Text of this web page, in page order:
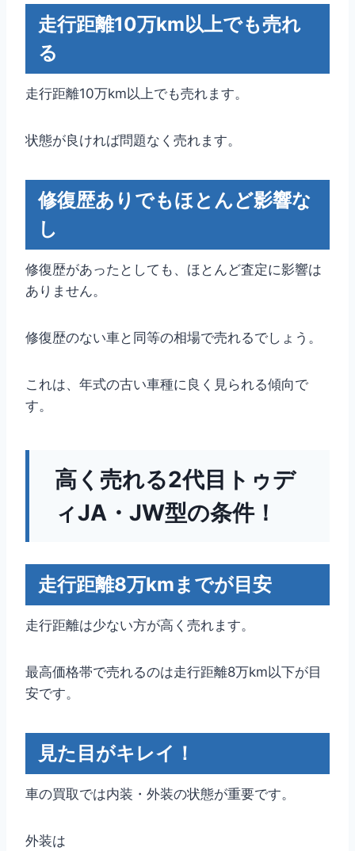
走行距離10万km以上でも売れ
る
走行距離10万km以上でも売れます。
状態が良ければ問題なく売れます。
修復歴ありでもほとんど影響な
し
修復歴があったとしても、ほとんど査定に影響は
ありません。
修復歴のない車と同等の相場で売れるでしょう。
これは、年式の古い車種に良く見られる傾向で
す。
高く売れる2代目トゥデ
ィJA・JW型の条件！
走行距離8万kmまでが目安
走行距離は少ない方が高く売れます。
最高価格帯で売れるのは走行距離8万km以下が目
安です。
見た目がキレイ！
車の買取では内装・外装の状態が重要です。
外装は